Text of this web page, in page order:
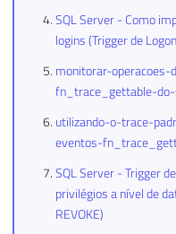
SQL Server - Como
logins (Trigger de
monitorar-
fn_trace_gettable-
utilizando-o-trace-
eventos-
SQL Server - Trigger
privilégios a nível de
REVOKE)